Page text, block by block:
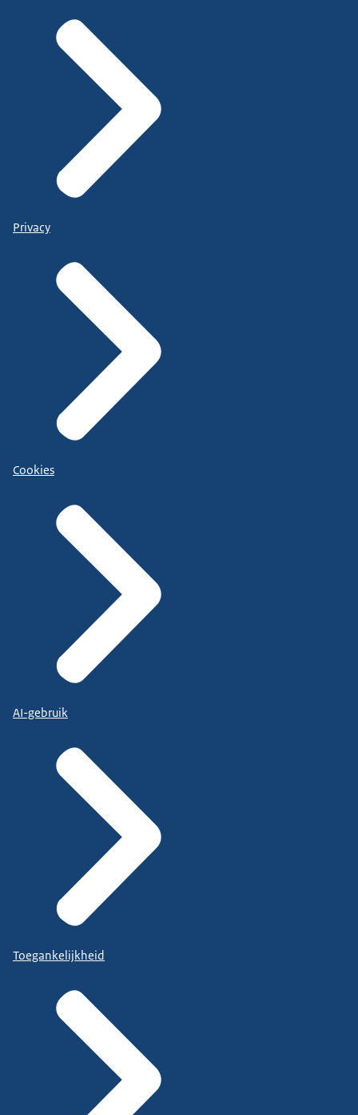
Privacy
Cookies
AI-gebruik
Toegankelijkheid